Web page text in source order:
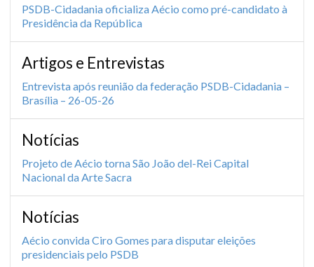
PSDB-Cidadania oficializa Aécio como pré-candidato à
Presidência da República
Artigos e Entrevistas
Entrevista após reunião da federação PSDB-Cidadania –
Brasília – 26-05-26
Notícias
Projeto de Aécio torna São João del-Rei Capital
Nacional da Arte Sacra
Notícias
Aécio convida Ciro Gomes para disputar eleições
presidenciais pelo PSDB